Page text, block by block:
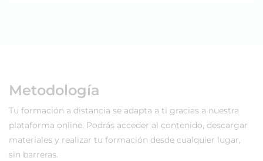
Metodología
Tu formación a distancia se adapta a ti gracias a nuestra
plataforma online. Podrás acceder al contenido, descargar
materiales y realizar tu formación desde cualquier lugar,
sin barreras.